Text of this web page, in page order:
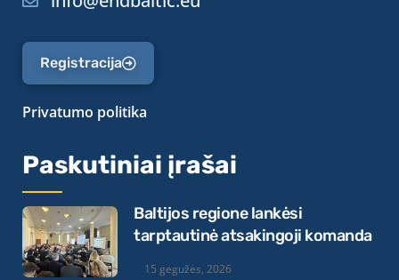
Registracija
Privatumo politika
Paskutiniai įrašai
Baltijos regione lankėsi
tarptautinė atsakingoji komanda
15 gegužės, 2026